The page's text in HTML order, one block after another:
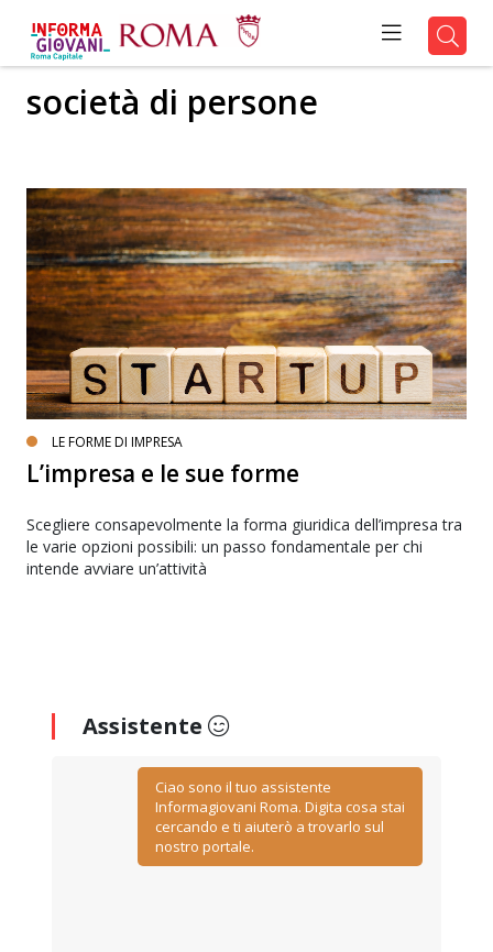
società di persone
LE FORME DI IMPRESA
L’impresa e le sue forme
Scegliere consapevolmente la forma giuridica dell’impresa tra
le varie opzioni possibili: un passo fondamentale per chi
intende avviare un’attività
Assistente
Ciao sono il tuo assistente
Informagiovani Roma. Digita cosa stai
cercando e ti aiuterò a trovarlo sul
nostro portale.